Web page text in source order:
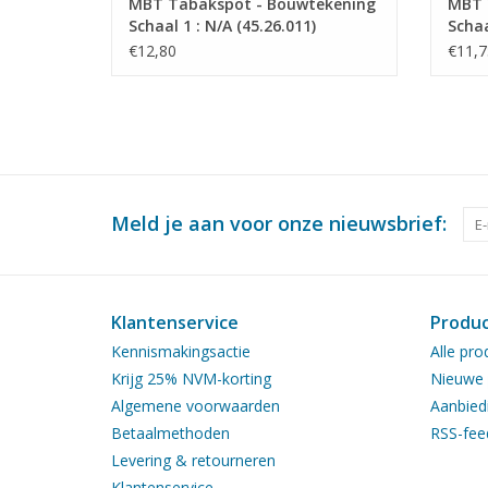
Schaal 1 : N/A (45.26.011)
€12,80
Meld je aan voor onze nieuwsbrief:
Klantenservice
Kennismakingsactie
Krijg 25% NVM-korting
Algemene voorwaarden
Betaalmethoden
Levering & retourneren
Alle
RSS-